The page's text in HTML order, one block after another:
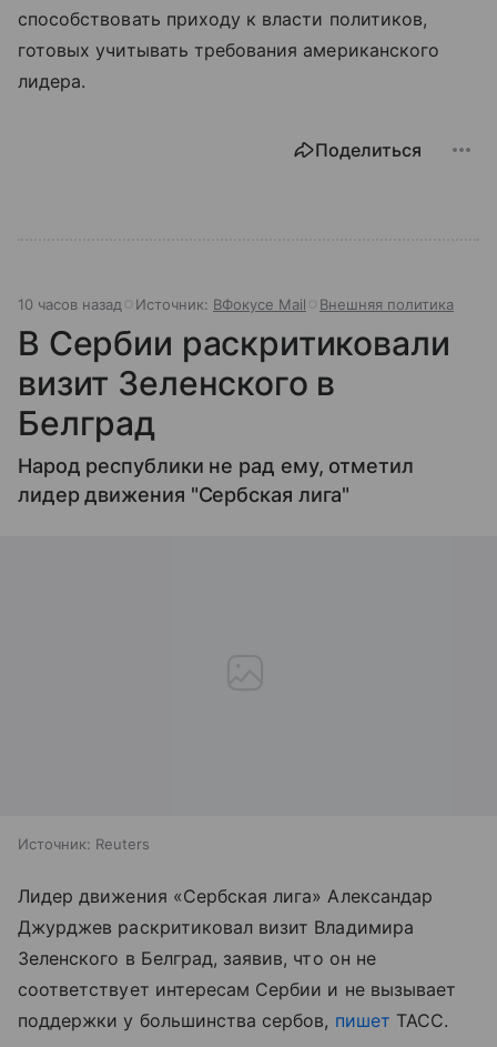
способствовать приходу к власти политиков,
готовых учитывать требования американского
лидера.
Поделиться
10 часов назад Источник: ВФокусе Mail Внешняя политика
В Сербии раскритиковали
визит Зеленского в
Белград
Народ республики не рад ему, отметил
лидер движения "Сербская лига"
Источник: Reuters
Лидер движения «Сербская лига» Александар
Джурджев раскритиковал визит Владимира
Зеленского в Белград, заявив, что он не
соответствует интересам Сербии и не вызывает
поддержки у большинства сербов, пишет ТАСС.